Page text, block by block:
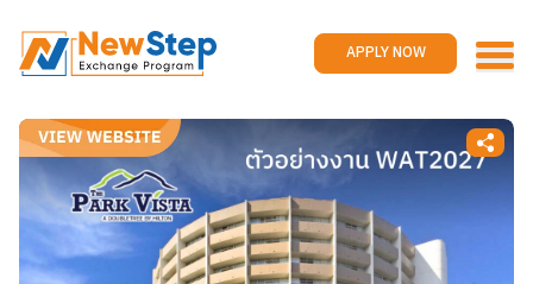
APPLY NOW
Work and travel
Reviews
Promotions
Contact us
APPLY NOW